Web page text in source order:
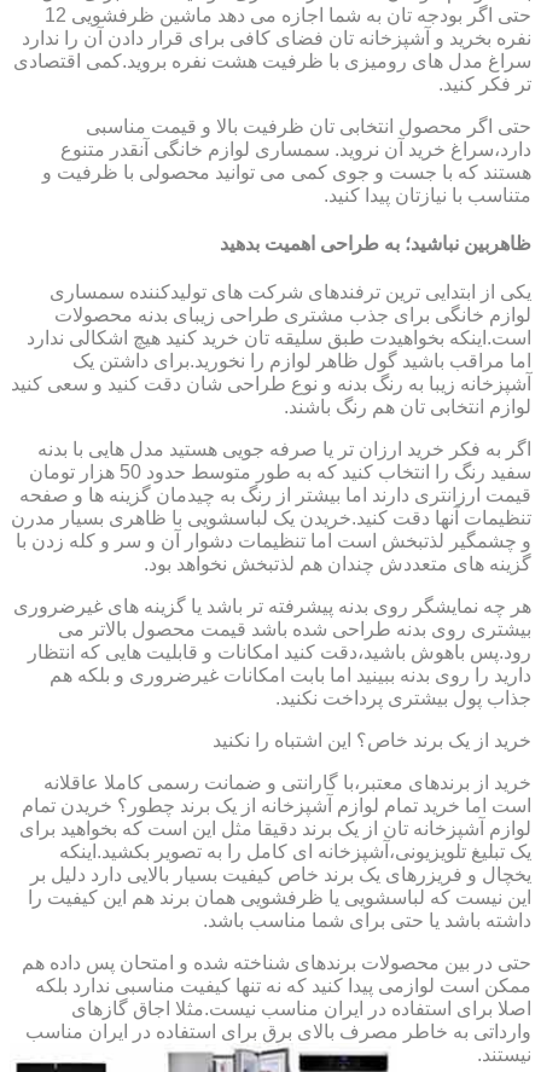
حتی اگر بودجه تان به شما اجازه می دهد ماشین ظرفشویی 12
نفره بخرید و آشپزخانه تان فضای کافی برای قرار دادن آن را ندارد
سراغ مدل های رومیزی با ظرفیت هشت نفره بروید.کمی اقتصادی
تر فکر کنید.
حتی اگر محصول انتخابی تان ظرفیت بالا و قیمت مناسبی
دارد،سراغ خرید آن نروید. سمساری لوازم خانگی آنقدر متنوع
هستند که با جست و جوی کمی می توانید محصولی با ظرفیت و
متناسب با نیازتان پیدا کنید.
ظاهربین نباشید؛ به طراحی اهمیت بدهید
یکی از ابتدایی ترین ترفندهای شرکت های تولیدکننده سمساری
لوازم خانگی برای جذب مشتری طراحی زیبای بدنه محصولات
است.اینکه بخواهیدت طبق سلیقه تان خرید کنید هیچ اشکالی ندارد
اما مراقب باشید گول ظاهر لوازم را نخورید.برای داشتن یک
آشپزخانه زیبا به رنگ بدنه و نوع طراحی شان دقت کنید و سعی کنید
لوازم انتخابی تان هم رنگ باشند.
اگر به فکر خرید ارزان تر یا صرفه جویی هستید مدل هایی با بدنه
سفید رنگ را انتخاب کنید که به طور متوسط حدود 50 هزار تومان
قیمت ارزانتری دارند اما بیشتر از رنگ به چیدمان گزینه ها و صفحه
تنظیمات آنها دقت کنید.خریدن یک لباسشویی با ظاهری بسیار مدرن
و چشمگیر لذتبخش است اما تنظیمات دشوار آن و سر و کله زدن با
گزینه های متعددش چندان هم لذتبخش نخواهد بود.
هر چه نمایشگر روی بدنه پیشرفته تر باشد یا گزینه های غیرضروری
بیشتری روی بدنه طراحی شده باشد قیمت محصول بالاتر می
رود.پس باهوش باشید،دقت کنید امکانات و قابلیت هایی که انتظار
دارید را روی بدنه ببینید اما بابت امکانات غیرضروری و بلکه هم
جذاب پول بیشتری پرداخت نکنید.
خرید از یک برند خاص؟ این اشتباه را نکنید
خرید از برندهای معتبر،با گارانتی و ضمانت رسمی کاملا عاقلانه
است اما خرید تمام لوازم آشپزخانه از یک برند چطور؟ خریدن تمام
لوازم آشپزخانه تان از یک برند دقیقا مثل این است که بخواهید برای
یک تبلیغ تلویزیونی،آشپزخانه ای کامل را به تصویر بکشید.اینکه
یخچال و فریزرهای یک برند خاص کیفیت بسیار بالایی دارد دلیل بر
این نیست که لباسشویی یا ظرفشویی همان برند هم این کیفیت را
داشته باشد یا حتی برای شما مناسب باشد.
حتی در بین محصولات برندهای شناخته شده و امتحان پس داده هم
ممکن است لوازمی پیدا کنید که نه تنها کیفیت مناسبی ندارد بلکه
اصلا برای استفاده در ایران مناسب نیست.مثلا اجاق گازهای
وارداتی به خاطر مصرف بالای برق برای استفاده در ایران مناسب
نیستند.